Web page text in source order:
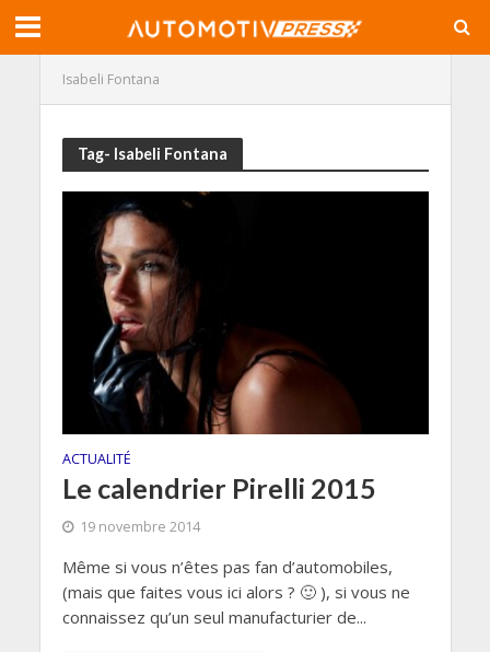
Isabeli Fontana
Tag- Isabeli Fontana
ACTUALITÉ
Le calendrier Pirelli 2015
19 novembre 2014
Même si vous n’êtes pas fan d’automobiles,
(mais que faites vous ici alors ? 🙂 ), si vous ne
connaissez qu’un seul manufacturier de...